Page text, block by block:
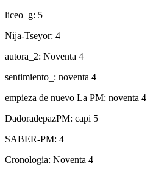
liceo_g: 5
Nija-Tseyor: 4
autora_2: Noventa 4
sentimiento_: noventa 4
empieza de nuevo La PM: noventa 4
DadoradepazPM: capi 5
SABER-PM: 4
Cronologia: Noventa 4